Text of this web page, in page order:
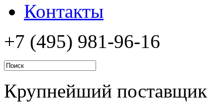
Контакты
+7 (495) 981-96-16
Крупнейший поставщик